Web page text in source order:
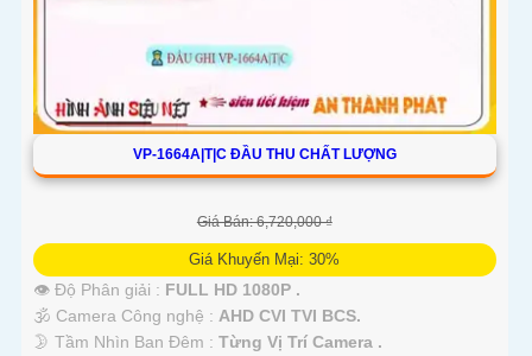
VP-1664A|T|C ĐẦU THU CHẤT LƯỢNG
Giá Bán: 6,720,000 ₫
Giá Khuyến Mại: 30%
👁 Độ Phân giải : FULL HD 1080P .
🕉️ Camera Công nghệ : AHD CVI TVI BCS.
🌛 Tầm Nhìn Ban Đêm : Từng Vị Trí Camera .